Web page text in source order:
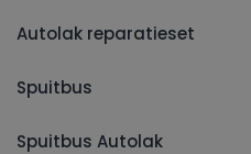
Autolak reparatieset
Spuitbus
Spuitbus Autolak